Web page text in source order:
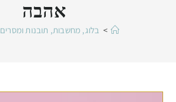
אהבה
> בלוג, מחשבות, תובנות ומסרים